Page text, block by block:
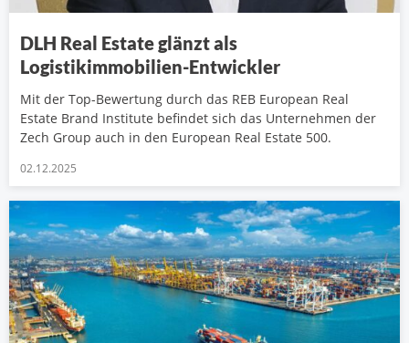
DLH Real Estate glänzt als
Logistikimmobilien-Entwickler
Mit der Top-Bewertung durch das REB European Real
Estate Brand Institute befindet sich das Unternehmen der
Zech Group auch in den European Real Estate 500.
02.12.2025